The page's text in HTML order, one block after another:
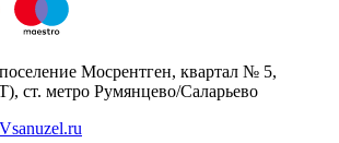
поселение Мосрентген, квартал № 5,
метро Румянцево/Саларьево